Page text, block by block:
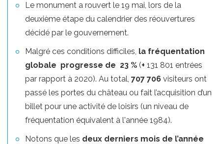
Le monument a rouvert le 19 mai, lors de la
deuxième étape du calendrier des réouvertures
décidé par le gouvernement.
Malgré ces conditions difficiles, la fréquentation
globale progresse de 23 % (+ 131 801 entrées
par rapport à 2020). Au total, 707 706 visiteurs ont
passé les portes du château ou fait l’acquisition d’un
billet pour une activité de loisirs (un niveau de
fréquentation équivalent à l'année 1984).
Notons que les deux derniers mois de l’année